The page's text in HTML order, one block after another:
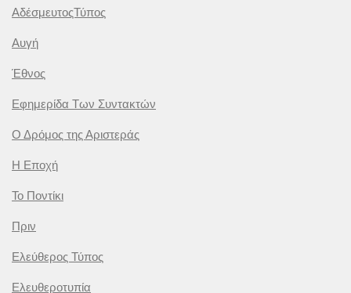
ΑδέσμευτοςΤύπος
Αυγή
Έθνος
Εφημερίδα Των Συντακτών
Ο Δρόμος της Αριστεράς
Η Εποχή
Το Ποντίκι
Πριν
Ελεύθερος Τύπος
Ελευθεροτυπία